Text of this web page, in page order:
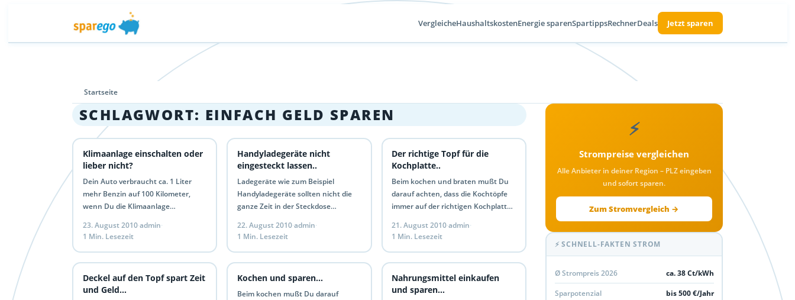
VergleicheHaushaltskostenEnergie sparenSpartippsRechnerDeals Jetzt sparen
Startseite
SCHLAGWORT: EINFACH GELD SPAREN
Klimaanlage einschalten oder
lieber nicht?
Dein Auto verbraucht ca. 1 Liter
mehr Benzin auf 100 Kilometer,
wenn Du die Klimaanlage
also ob es wirklich so heiß…
23. August 2010·admin·
1 Min. Lesezeit
Handyladegeräte nicht
eingesteckt lassen..
Ladegeräte wie zum Beispiel
Handyladegeräte sollten nicht die
ganze Zeit in der Steckdose
ohne gerade das Handy zu Laden
22. August 2010·admin·
1 Min. Lesezeit
Der richtige Topf für die
Kochplatte..
Beim kochen und braten mußt Du
darauf achten, dass die Kochtöpfe
immer auf der richtigen Kochplatte
der Topf bzw.…
21. August 2010·admin·
1 Min. Lesezeit
Deckel auf den Topf spart Zeit
und Geld…
Kochen und sparen…
Beim kochen mußt Du darauf
Nahrungsmittel einkaufen
und sparen…
⚡
Strompreise vergleichen
Alle Anbieter in deiner Region – PLZ eingeben
und sofort sparen.
Zum Stromvergleich →
⚡ SCHNELL-FAKTEN STROM
Ø Strompreis 2026
ca. 38 Ct/kWh
Sparpotenzial
bis 500 €/Jahr